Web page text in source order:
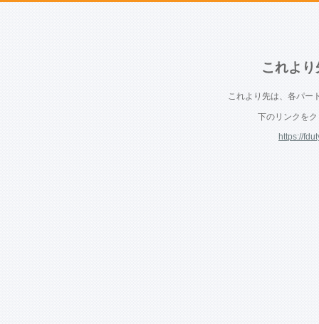
これよ
これより先は、各パー
下のリンクを
https://